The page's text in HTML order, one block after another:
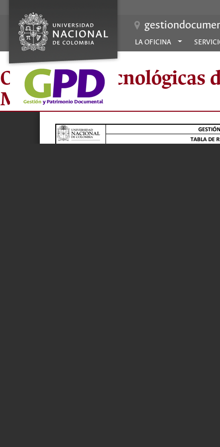
LA OFICINA
Oficina de Tecnológicas
Medellín